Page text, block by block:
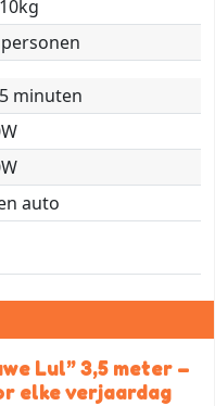
minuten
auto
Lul” 3,5 meter –
elke verjaardag